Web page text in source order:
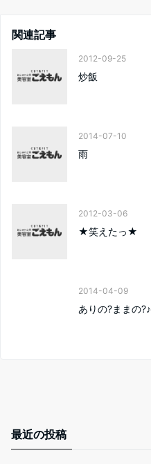
関連記事
2012-09-25
炒飯
2014-07-10
雨
2012-03-06
★笑えたっ★
2014-04-09
ありの?ままの?♪
最近の投稿